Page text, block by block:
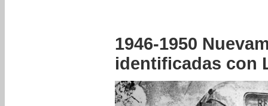
1946-1950
identificadas con